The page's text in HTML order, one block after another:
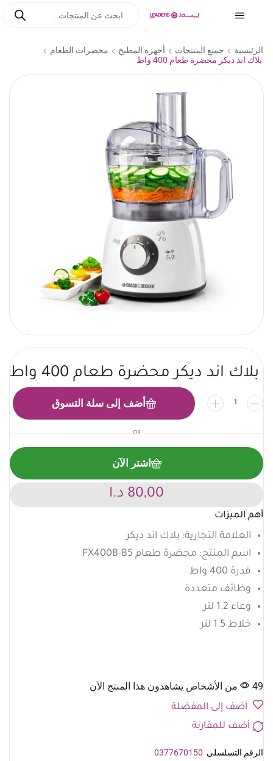
الرئيسية جميع المنتجات أجهزة المطبخ
محضرات الطعام
بلاك اند ديكر محضرة طعام 400 واط
بلاك اند ديكر محضرة طعام 400 واط
أضف إلى سلة التسوق
OR
اشتر الآن
80,00 د.ا
أهم الميزات
العلامة التجارية: بلاك اند ديكر
اسم المنتج: محضرة طعام FX400B-B5
قدرة 400 واط
وظائف متعددة
وعاء 1.2 لتر
خلاط 1.5 لتر
49 من الأشخاص يشاهدون هذا المنتج الآن
أضف إلى المفضلة
أضف للمقارنة
الرقم التسلسلي 0377670150